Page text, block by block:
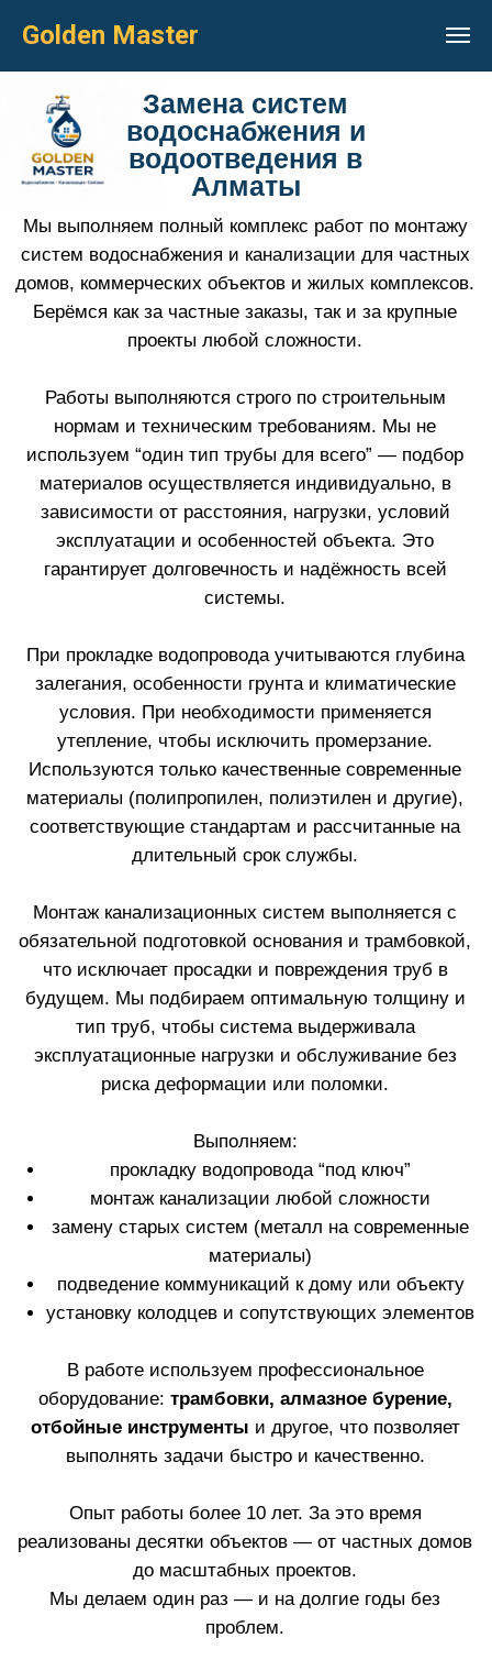
Golden Master
Замена систем
водоснабжения и
водоотведения в
Алматы
Мы выполняем полный комплекс работ по монтажу
систем водоснабжения и канализации для частных
Берёмся как за частные заказы, так и за крупные
Работы выполняются строго по строительным
нормам и техническим требованиям. Мы не
используем “один тип трубы для всего” — подбор
материалов осуществляется индивидуально, в
гарантирует долговечность и надёжность всей
системы.
При прокладке водопровода учитываются глубина
залегания, особенности грунта и климатические
условия. При необходимости применяется
утепление, чтобы исключить промерзание.
Используются только качественные современные
материалы (полипропилен, полиэтилен и другие),
Монтаж канализационных систем выполняется с
что исключает просадки и повреждения труб в
будущем. Мы подбираем оптимальную толщину и
тип труб, чтобы система выдерживала
эксплуатационные нагрузки и обслуживание без
риска деформации или поломки.
прокладку водопровода “под ключ”
монтаж канализации любой сложности
подведение коммуникаций к дому или объекту
установку колодцев и сопутствующих элементов
В работе используем профессиональное
оборудование:трамбовки, алмазное бурение,
отбойные инструменты и другое, что позволяет
выполнять задачи быстро и качественно.
Опыт работы более 10 лет. За это время
Мы делаем один раз — и на долгие годы без
Частный дом
Монтаж водопровода и
канализации под ключ с
учетом всех норм и
условий участка
ЖК (жилые комплексы)
многоквартирных домов с
соблюдением всех строительных
требований